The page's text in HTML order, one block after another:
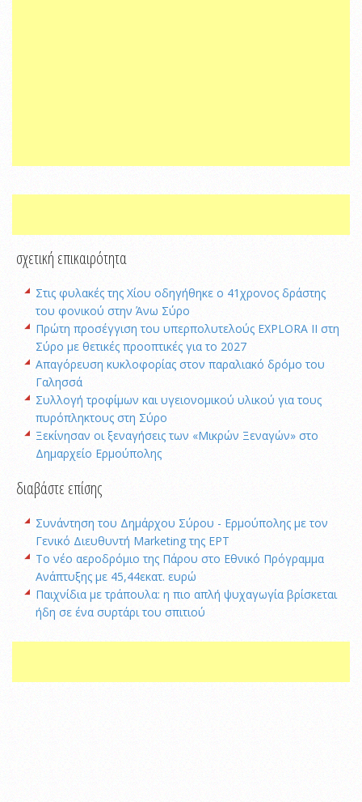
σχετική επικαιρότητα
Στις φυλακές της Χίου οδηγήθηκε ο 41χρονος δράστης
του φονικού στην Άνω Σύρο
Πρώτη προσέγγιση του υπερπολυτελούς EXPLORA II στη
Σύρο με θετικές προοπτικές για το 2027
Απαγόρευση κυκλοφορίας στον παραλιακό δρόμο του
Γαλησσά
Συλλογή τροφίμων και υγειονομικού υλικού για τους
πυρόπληκτους στη Σύρο
Ξεκίνησαν οι ξεναγήσεις των «Μικρών Ξεναγών» στο
Δημαρχείο Ερμούπολης
διαβάστε επίσης
Συνάντηση του Δημάρχου Σύρου - Ερμούπολης με τον
Γενικό Διευθυντή Marketing της ΕΡΤ
Το νέο αεροδρόμιο της Πάρου στο Εθνικό Πρόγραμμα
Ανάπτυξης με 45,44εκατ. ευρώ
Παιχνίδια με τράπουλα: η πιο απλή ψυχαγωγία βρίσκεται
ήδη σε ένα συρτάρι του σπιτιού